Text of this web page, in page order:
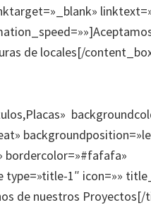
de locales[/
bordercolor=»#fafafa»
1″ icon=»»
de nuestros